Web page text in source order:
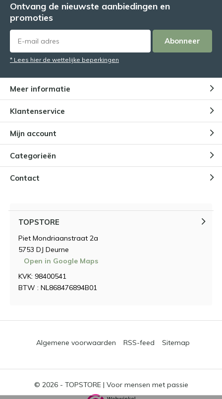
Ontvang de nieuwste aanbiedingen en
promoties
Abonneer
* Lees hier de wettelijke beperkingen
Meer informatie
Klantenservice
Mijn account
Categorieën
Contact
TOPSTORE
Piet Mondriaanstraat 2a
5753 DJ Deurne
Open in Google Maps
KVK: 98400541
BTW : NL868476894B01
© 2026 - TOPSTORE | Voor mensen met passie
Algemene voorwaarden RSS-feed Sitemap